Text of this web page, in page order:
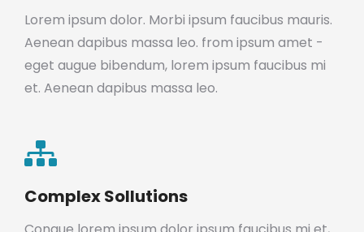
Lorem ipsum dolor. Morbi ipsum faucibus mauris.
Aenean dapibus massa leo. from ipsum amet -
eget augue bibendum, lorem ipsum faucibus mi
et. Aenean dapibus massa leo.
Complex Sollutions